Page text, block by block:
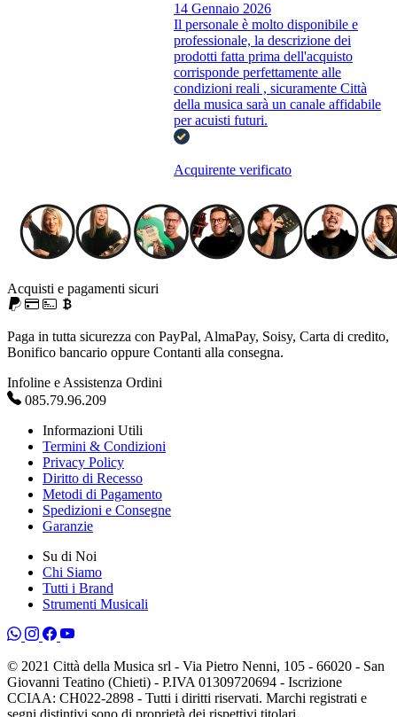
14 Gennaio 2026
Il personale è molto disponibile e
professionale, la descrizione dei
prodotti fatta prima dell'acquisto
corrisponde perfettamente alle
condizioni reali , sicuramente Città
della musica sarà un canale affidabile
per acuisti futuri.
Acquirente verificato
Acquisti e pagamenti sicuri
Paga in tutta sicurezza con PayPal, AlmaPay, Soisy, Carta di credito,
Bonifico bancario oppure Contanti alla consegna.
Infoline e Assistenza Ordini
085.79.96.209
Informazioni Utili
Termini & Condizioni
Privacy Policy
Diritto di Recesso
Metodi di Pagamento
Spedizioni e Consegne
Garanzie
Su di Noi
Chi Siamo
Tutti i Brand
Strumenti Musicali
© 2021 Città della Musica srl - Via Pietro Nenni, 105 - 66020 - San
Giovanni Teatino (Chieti) - P.IVA 01309720694 - Iscrizione
CCIAA: CH022-2898 - Tutti i diritti riservati. Marchi registrati e